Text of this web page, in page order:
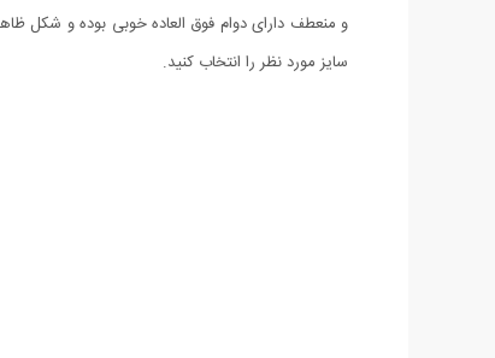
سایز مورد نظر را انتخاب کنید.